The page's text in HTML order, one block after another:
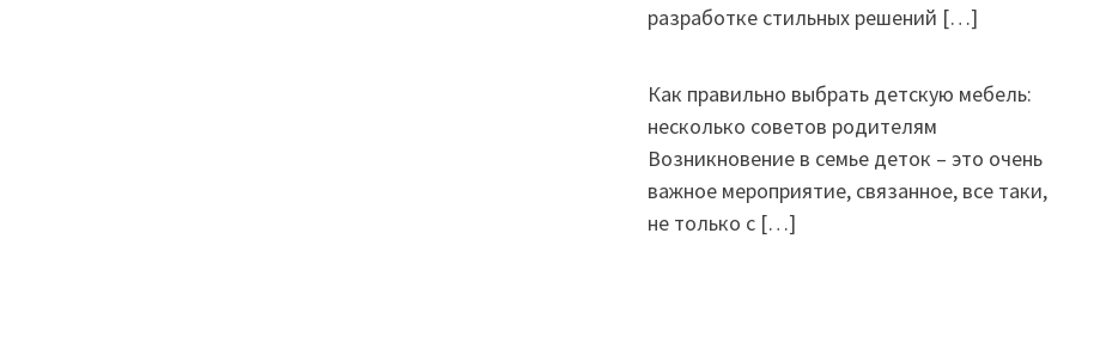
разработке стильных решений […]
Как правильно выбрать детскую мебель:
несколько советов родителям
Возникновение в семье деток – это очень
важное мероприятие, связанное, все таки,
не только с […]